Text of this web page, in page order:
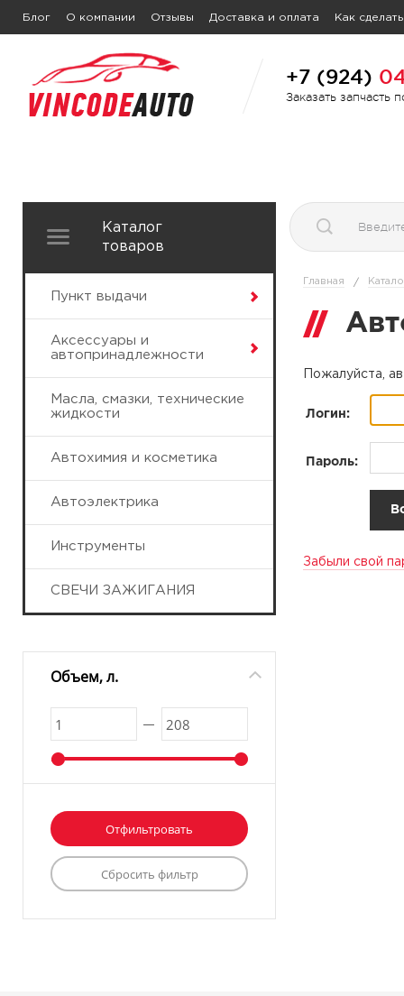
Блог О компании Отзывы Доставка и оплата Как
+7 (924)
Заказать запчасть
Каталог
товаров
Пункт выдачи
Аксессуары и
автопринадлежности
Масла, смазки, технические
жидкости
Автохимия и косметика
Автоэлектрика
Инструменты
СВЕЧИ ЗАЖИГАНИЯ
Объем, л.
Главная /
Пожалуйста,
Логин:
Пароль:
Забыли свой